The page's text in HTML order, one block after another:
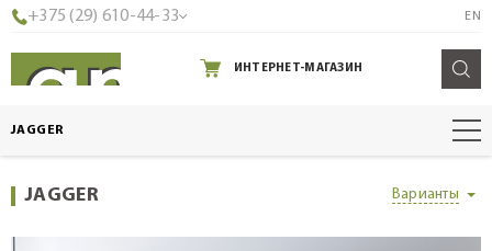
+375 (29) 610-44-33 EN
ИНТЕРНЕТ-МАГАЗИН
JAGGER
JAGGER Варианты